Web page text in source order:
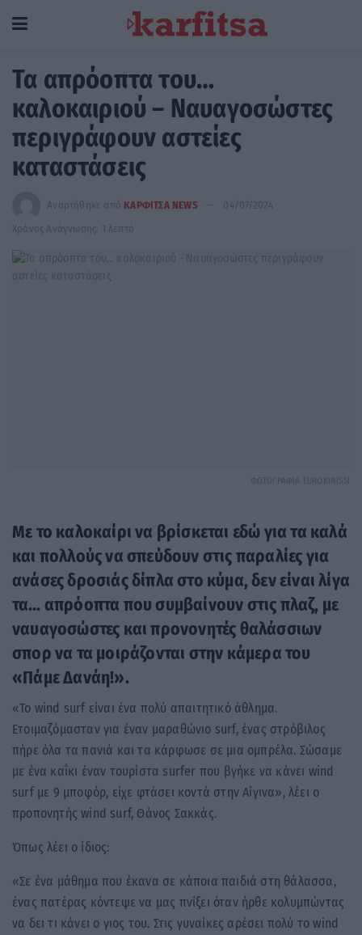
Τα απρόοπτα του…
καλοκαιριού – Ναυαγοσώστες
περιγράφουν αστείες
καταστάσεις
Αναρτήθηκε από ΚΑΡΦΙΤΣΑ NEWS
04/07/2024
Χρόνος Ανάγνωσης: 1 λεπτό
Με το καλοκαίρι να βρίσκεται εδώ για τα καλά
και πολλούς να σπεύδουν στις παραλίες για
ανάσες δροσιάς δίπλα στο κύμα, δεν είναι λίγα
τα… απρόοπτα που συμβαίνουν στις πλαζ, με
ναυαγοσώστες και προνονητές θαλάσσιων
σπορ να τα μοιράζονται στην κάμερα του
«Πάμε Δανάη!».
«Το wind surf είναι ένα πολύ απαιτητικό άθλημα.
Ετοιμαζόμασταν για έναν μαραθώνιο surf, ένας στρόβιλος
πήρε όλα τα πανιά και τα κάρφωσε σε μια ομπρέλα. Σώσαμε
με ένα καΐκι έναν τουρίστα surfer που βγήκε να κάνει wind
surf με 9 μποφόρ, είχε φτάσει κοντά στην Αίγινα», λέει ο
προπονητής wind surf, Θάνος Σακκάς.
Όπως λέει ο ίδιος:
«Σε ένα μάθημα που έκανα σε κάποια παιδιά στη θάλασσα,
ένας πατέρας κόντεψε να μας πνίξει όταν ήρθε κολυμπώντας
να δει τι κάνει ο γιος του. Στις γυναίκες αρέσει πολύ το wind